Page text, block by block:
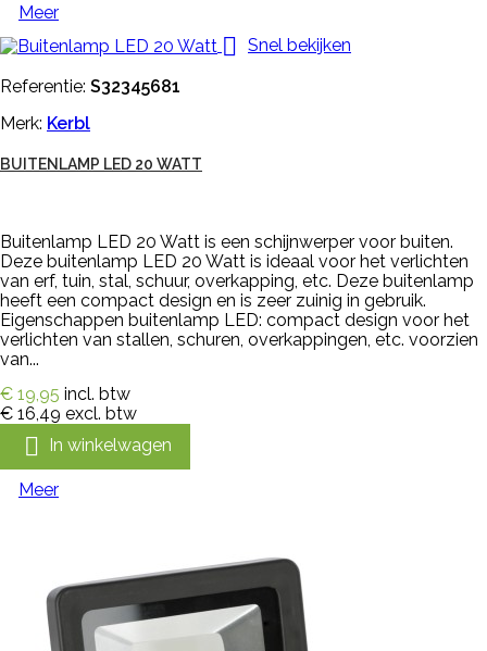
Meer
 Snel bekijken
Referentie: S32345681
Merk: Kerbl
BUITENLAMP LED 20 WATT
Buitenlamp LED 20 Watt is een schijnwerper voor buiten.
Deze buitenlamp LED 20 Watt is ideaal voor het verlichten
van erf, tuin, stal, schuur, overkapping, etc. Deze buitenlamp
heeft een compact design en is zeer zuinig in gebruik.
Eigenschappen buitenlamp LED: compact design voor het
verlichten van stallen, schuren, overkappingen, etc. voorzien
van...
€ 19,95 incl. btw
€ 16,49 excl. btw
 In winkelwagen
Meer